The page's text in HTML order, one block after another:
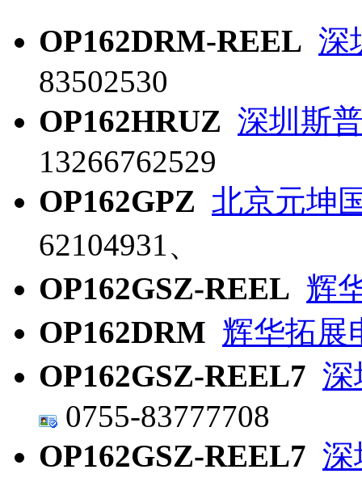
OP162DRM-REEL 深
83502530
OP162HRUZ 深圳斯
13266762529
OP162GPZ 北京元坤
62104931、
OP162GSZ-REEL 辉
OP162DRM 辉华拓展
OP162GSZ-REEL7 深
0755-83777708
OP162GSZ-REEL7 深